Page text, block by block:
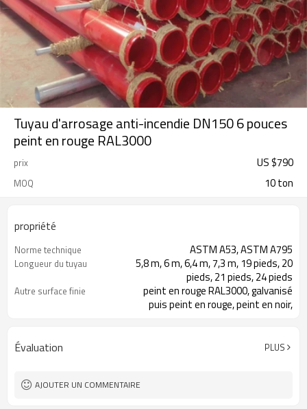
Tuyau d'arrosage anti-incendie DN150 6 pouces
peint en rouge RAL3000
prix US $790
MOQ 10 ton
propriété
Norme technique ASTM A53, ASTM A795
Longueur du tuyau
5,8 m, 6 m, 6,4 m, 7,3 m, 19 pieds, 20
pieds, 21 pieds, 24 pieds
Autre surface finie
peint en rouge RAL3000, galvanisé
puis peint en rouge, peint en noir,
À propos de la surface finie
la surface finie peut être spécifiée
Évaluation PLUS
AJOUTER UN COMMENTAIRE